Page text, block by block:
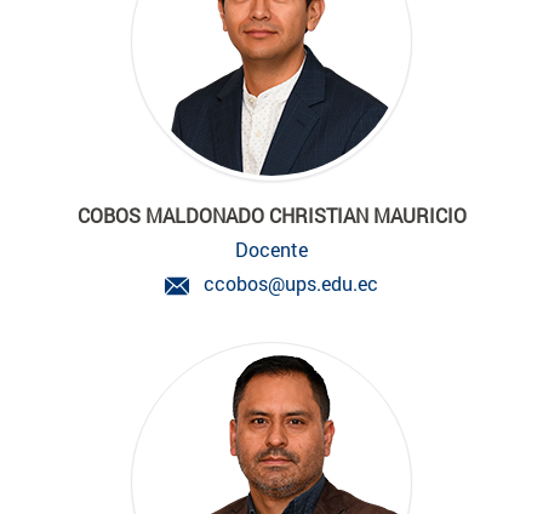
COBOS MALDONADO CHRISTIAN MAURICIO
Docente
ccobos@ups.edu.ec